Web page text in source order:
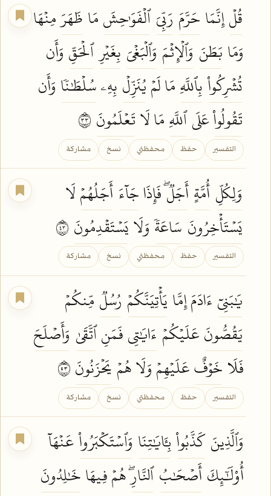
قُلۡإِنَّمَاحَرَّمَ رَبِّيَ ٱلۡفَوَٰحِشَمَا ظَهَرَمِنۡهَا
وَمَا بَطَنَ وَٱلۡإِثۡمَ وَٱلۡبَغۡيَ بِغَيۡرِٱلۡحَقِّ وَأَن
تُشۡرِكُواْ بِٱللَّهِمَا لَمۡيُنَزِّلۡ بِهِۦسُلۡطَٰنٗا وَأَن
تَقُولُواْعَلَىٱللَّهِمَا لَاتَعۡلَمُونَ
التفسير حفظ محفظتي نسخ مشاركة
وَلِكُلِّ أُمَّةٍأَجَلٞۖفَإِذَاجَآءَ أَجَلُهُمۡلَا
يَسۡتَأۡخِرُونَ سَاعَةٗوَلَايَسۡتَقۡدِمُونَ
التفسير حفظ محفظتي نسخ مشاركة
يَٰبَنِيٓ ءَادَمَ إِمَّا يَأۡتِيَنَّكُمۡ رُسُلٞ مِّنكُمۡ
يَقُصُّونَعَلَيۡكُمۡ ءَايَٰتِيفَمَنِٱتَّقَىٰ وَأَصۡلَحَ
فَلَاخَوۡفٌعَلَيۡهِمۡ وَلَا هُمۡ يَحۡزَنُونَ
التفسير حفظ محفظتي نسخ مشاركة
وَٱلَّذِينَكَذَّبُواْ بِـَٔايَٰتِنَا وَٱسۡتَكۡبَرُواْعَنۡهَآ
أُوْلَٰٓئِكَأَصۡحَٰبُٱلنَّارِۖهُمۡ فِيهَاخَٰلِدُونَ